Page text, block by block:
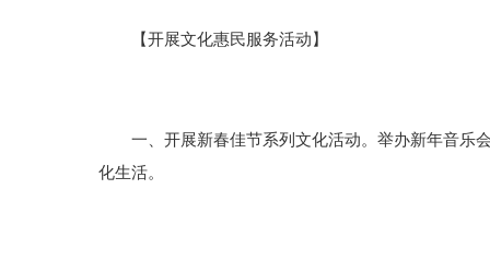
【开展文化惠民服务活动】
一、开展新春佳节系列文化活动。举办新年音乐会
化生活。